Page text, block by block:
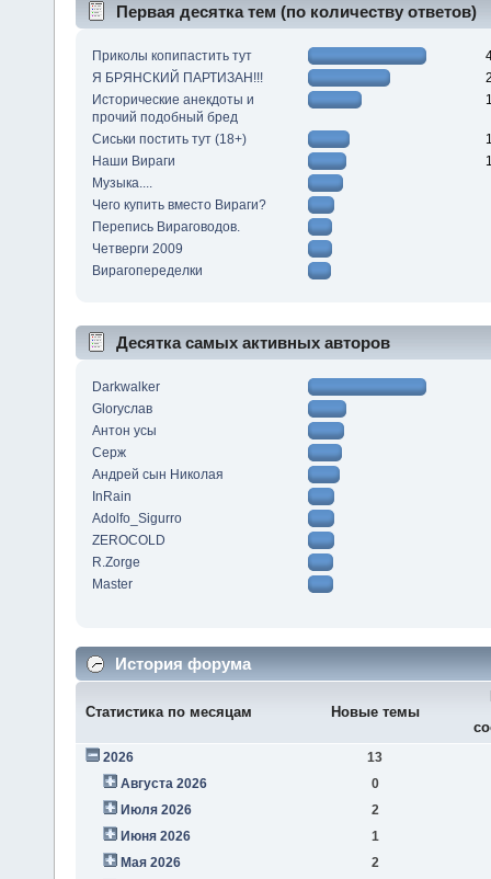
Первая десятка тем (по количеству ответов)
Приколы копипастить тут
Я БРЯНСКИЙ ПАРТИЗАН!!!
Исторические анекдоты и
прочий подобный бред
Сиськи постить тут (18+)
Наши Вираги
Музыка....
Чего купить вместо Вираги?
Перепись Вираговодов.
Четверги 2009
Вирагопеределки
Десятка самых активных авторов
Darkwalker
Gloryслав
Антон усы
Серж
Андрей сын Николая
InRain
Adolfo_Sigurro
ZEROCOLD
R.Zorge
Master
История форума
Статистика по месяцам Новые темы
2026
13
Августа 2026
0
Июля 2026
2
Июня 2026
1
Мая 2026
2